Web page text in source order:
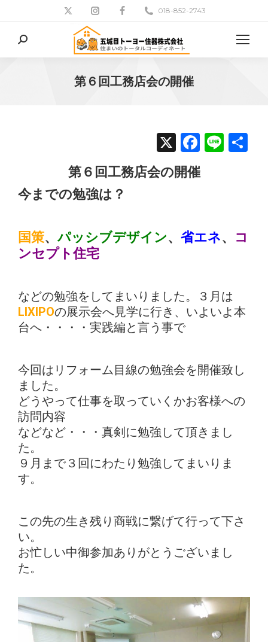
018-852-2743
検
索:
第６回工務店会の開催
X Line
第６回工務店会の開催
今までの勉強は？
国策、パッシブデザイン、 省エネ、
コ
ンセプト住宅
などの勉強をしてまいりました。３月は
LIXIPOの展示会へ見学に行き、いよいよ本
台へ・・・・実践編と言う事で
今回はリフォーム目線の勉強会を開催致し
ました。
どうやって仕事を取っていくかお客様への
訪問内容
などなど・・・真剣に勉強して頂きまし
た。
９月まで３回にわたり勉強してまいりま
す。
この先の生き残り商戦に繋げて行って下さ
い。
お忙しい中御参加ありがとうございまし
た。